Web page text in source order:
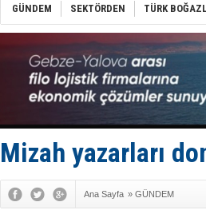
GÜNDEM SEKTÖRDEN TÜRK
Mizah yazarları
Ana Sayfa » GÜNDEM